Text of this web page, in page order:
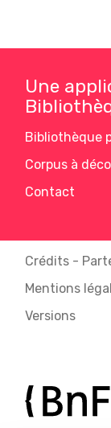
Une
Bibliothèque
Corpus à
Contact
Crédits -
Mentions
Versions